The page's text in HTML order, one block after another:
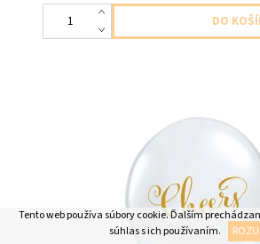
latexovy balon číri s napisom na zdravie
28cm dodavame nenafukany
Tento web používa súbory cookie. Ďalším
súhlas s ich používaním.